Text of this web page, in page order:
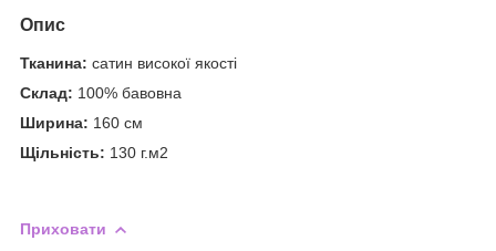
Опис
Тканина: сатин високої якості
Склад: 100% бавовна
Ширина: 160 см
Щільність: 130 г.м2
Приховати